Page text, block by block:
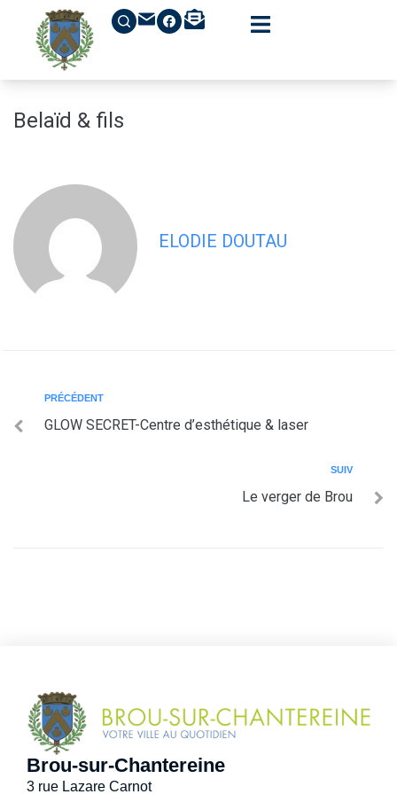
principal
Belaïd & fils
ELODIE DOUTAU
PRÉCÉDENT
GLOW SECRET-Centre d’esthétique & laser
SUIV
Le verger de Brou
Brou-sur-Chantereine
3 rue Lazare Carnot